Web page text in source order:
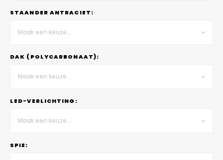
STAANDER ANTRACIET:
Maak een keuze...
DAK (POLYCARBONAAT):
Maak een keuze...
LED-VERLICHTING:
Maak een keuze...
SPIE: